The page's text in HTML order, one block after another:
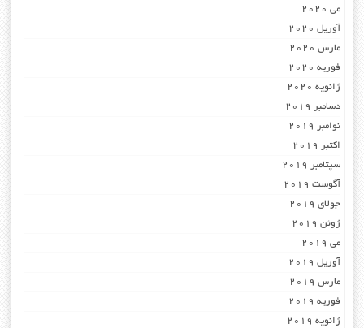
می 2020
آوریل 2020
مارس 2020
فوریه 2020
ژانویه 2020
دسامبر 2019
نوامبر 2019
اکتبر 2019
سپتامبر 2019
آگوست 2019
جولای 2019
ژوئن 2019
می 2019
آوریل 2019
مارس 2019
فوریه 2019
ژانویه 2019